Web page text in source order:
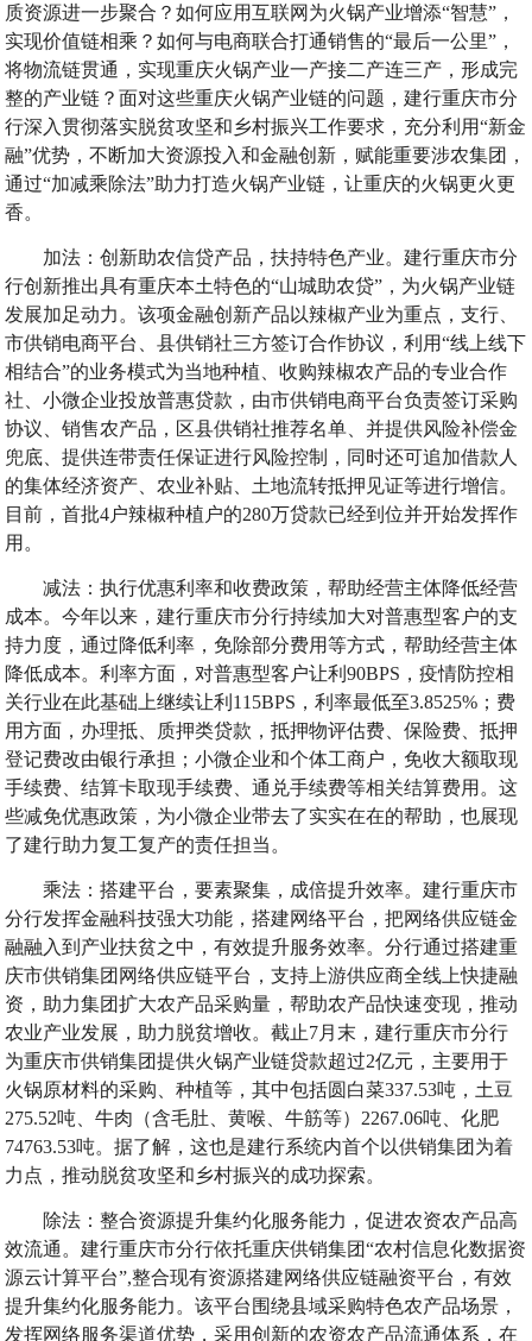
质资源进一步聚合？如何应用互联网为火锅产业增添“智慧”，
实现价值链相乘？如何与电商联合打通销售的“最后一公里”，
将物流链贯通，实现重庆火锅产业一产接二产连三产，形成完
整的产业链？面对这些重庆火锅产业链的问题，建行重庆市分
行深入贯彻落实脱贫攻坚和乡村振兴工作要求，充分利用“新金
融”优势，不断加大资源投入和金融创新，赋能重要涉农集团，
通过“加减乘除法”助力打造火锅产业链，让重庆的火锅更火更
香。
加法：创新助农信贷产品，扶持特色产业。建行重庆市分
行创新推出具有重庆本土特色的“山城助农贷”，为火锅产业链
发展加足动力。该项金融创新产品以辣椒产业为重点，支行、
市供销电商平台、县供销社三方签订合作协议，利用“线上线下
相结合”的业务模式为当地种植、收购辣椒农产品的专业合作
社、小微企业投放普惠贷款，由市供销电商平台负责签订采购
协议、销售农产品，区县供销社推荐名单、并提供风险补偿金
兜底、提供连带责任保证进行风险控制，同时还可追加借款人
的集体经济资产、农业补贴、土地流转抵押见证等进行增信。
目前，首批4户辣椒种植户的280万贷款已经到位并开始发挥作
用。
减法：执行优惠利率和收费政策，帮助经营主体降低经营
成本。今年以来，建行重庆市分行持续加大对普惠型客户的支
持力度，通过降低利率，免除部分费用等方式，帮助经营主体
降低成本。利率方面，对普惠型客户让利90BPS，疫情防控相
关行业在此基础上继续让利115BPS，利率最低至3.8525%；费
用方面，办理抵、质押类贷款，抵押物评估费、保险费、抵押
登记费改由银行承担；小微企业和个体工商户，免收大额取现
手续费、结算卡取现手续费、通兑手续费等相关结算费用。这
些减免优惠政策，为小微企业带去了实实在在的帮助，也展现
了建行助力复工复产的责任担当。
乘法：搭建平台，要素聚集，成倍提升效率。建行重庆市
分行发挥金融科技强大功能，搭建网络平台，把网络供应链金
融融入到产业扶贫之中，有效提升服务效率。分行通过搭建重
庆市供销集团网络供应链平台，支持上游供应商全线上快捷融
资，助力集团扩大农产品采购量，帮助农产品快速变现，推动
农业产业发展，助力脱贫增收。截止7月末，建行重庆市分行
为重庆市供销集团提供火锅产业链贷款超过2亿元，主要用于
火锅原材料的采购、种植等，其中包括圆白菜337.53吨，土豆
275.52吨、牛肉（含毛肚、黄喉、牛筋等）2267.06吨、化肥
74763.53吨。据了解，这也是建行系统内首个以供销集团为着
力点，推动脱贫攻坚和乡村振兴的成功探索。
除法：整合资源提升集约化服务能力，促进农资农产品高
效流通。建行重庆市分行依托重庆供销集团“农村信息化数据资
源云计算平台”,整合现有资源搭建网络供应链融资平台，有效
提升集约化服务能力。该平台围绕县域采购特色农产品场景，
发挥网络服务渠道优势，采用创新的农资农产品流通体系，在